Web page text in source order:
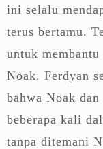
ini selalu
terus bertamu.
untuk
Noak. Ferdyan
bahwa Noak
beberapa kali
tanpa ditemani